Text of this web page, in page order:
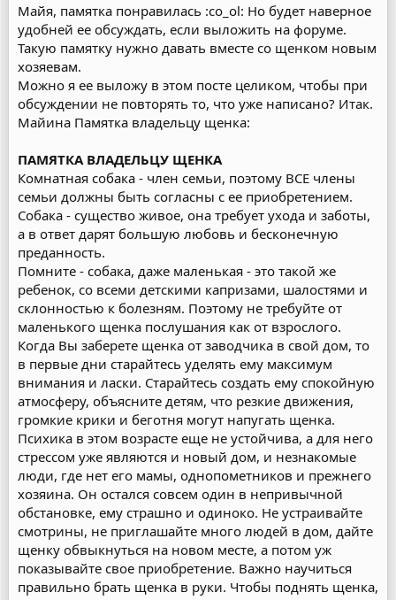
Майя, памятка понравилась :co_ol: Но будет наверное
удобней ее обсуждать, если выложить на форуме.
Такую памятку нужно давать вместе со щенком новым
хозяевам.
Можно я ее выложу в этом посте целиком, чтобы при
обсуждении не повторять то, что уже написано? Итак.
Майина Памятка владельцу щенка:
ПАМЯТКА ВЛАДЕЛЬЦУ ЩЕНКА
Комнатная собака - член семьи, поэтому ВСЕ члены
семьи должны быть согласны с ее приобретением.
Собака - существо живое, она требует ухода и заботы,
а в ответ дарят большую любовь и бесконечную
преданность.
Помните - собака, даже маленькая - это такой же
ребенок, со всеми детскими капризами, шалостями и
склонностью к болезням. Поэтому не требуйте от
маленького щенка послушания как от взрослого.
Когда Вы заберете щенка от заводчика в свой дом, то
в первые дни старайтесь уделять ему максимум
внимания и ласки. Старайтесь создать ему спокойную
атмосферу, объясните детям, что резкие движения,
громкие крики и беготня могут напугать щенка.
Психика в этом возрасте еще не устойчива, а для него
стрессом уже являются и новый дом, и незнакомые
люди, где нет его мамы, однопометников и прежнего
хозяина. Он остался совсем один в непривычной
обстановке, ему страшно и одиноко. Не устраивайте
смотрины, не приглашайте много людей в дом, дайте
щенку обвыкнуться на новом месте, а потом уж
показывайте свое приобретение. Важно научиться
правильно брать щенка в руки. Чтобы поднять щенка,